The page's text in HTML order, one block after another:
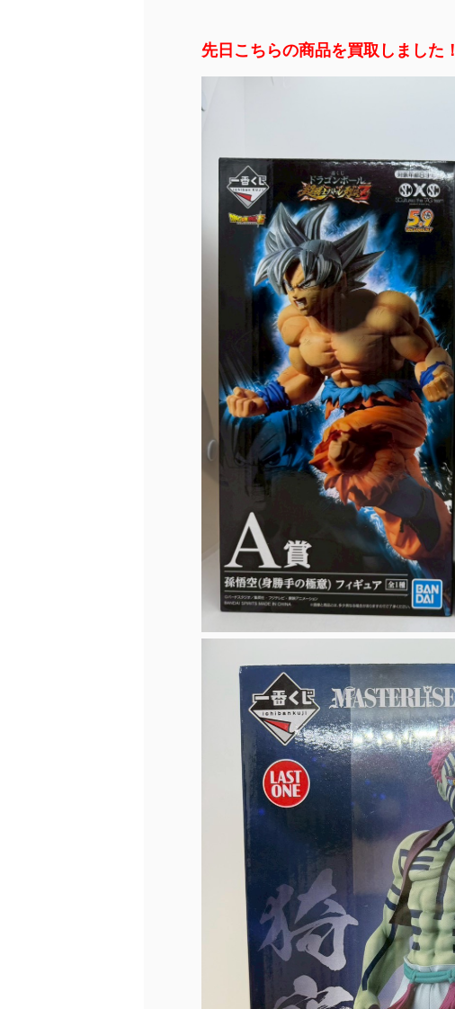
先日こちらの商品を買取しました！